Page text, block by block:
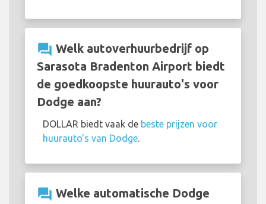
question_answer Welk autoverhuurbedrijf op
Sarasota Bradenton Airport biedt
de goedkoopste huurauto's voor
Dodge aan?
DOLLAR biedt vaak de beste prijzen voor
huurauto's van Dodge.
question_answer Welke automatische Dodge